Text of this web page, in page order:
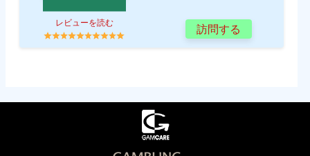
レビューを読む
訪問する